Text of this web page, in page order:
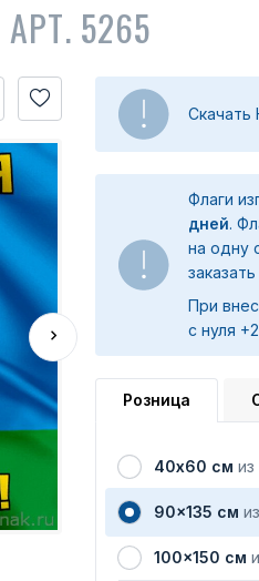
АРТ. 5265
Флаги
дней.
на одну
При
с нуля
Розница
40х60 см из
90x135 см
100x150 см